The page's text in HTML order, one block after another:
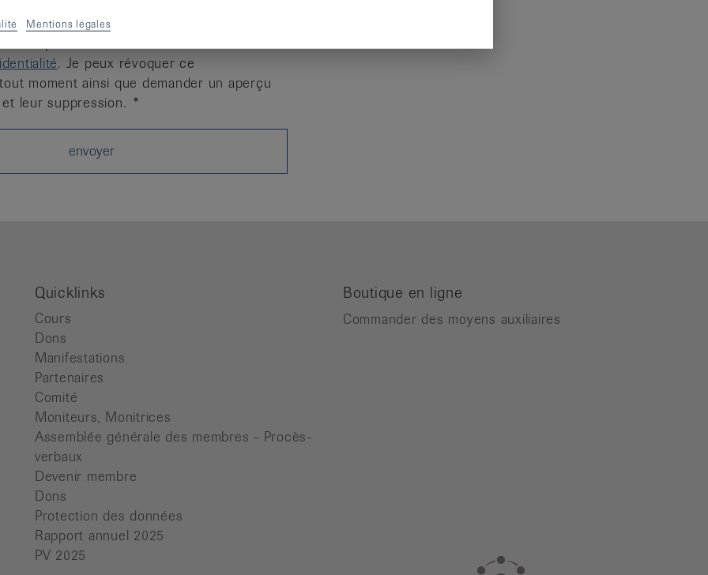
le rhumatisme peut enregistrer, traiter
. Je peux révoquer ce
moment ainsi que demander un aperçu
leur suppression.
Quicklinks
Cours
Dons
Manifestations
Partenaires
Comité
Moniteurs, Monitrices
Assemblée générale des membres - Procès-
verbaux
Devenir membre
Dons
Protection des données
Rapport annuel 2025
PV 2025
Boutique en ligne
Commander des moyens auxiliaires
Mentions légales